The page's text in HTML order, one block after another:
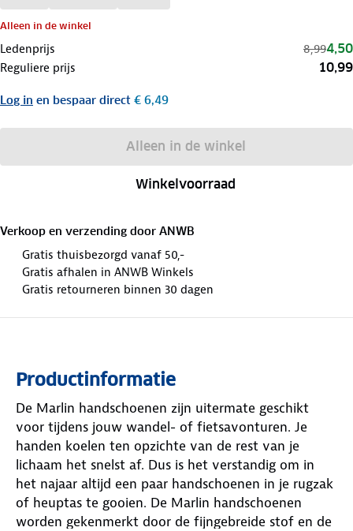
Alleen in de winkel
Ledenprijs 8,994,50
Reguliere prijs 10,99
Log in en bespaar direct € 6,49
Alleen in de winkel
Winkelvoorraad
Verkoop en verzending door ANWB
Gratis thuisbezorgd vanaf 50,-
Gratis afhalen in ANWB Winkels
Gratis retourneren binnen 30 dagen
Productinformatie
De Marlin handschoenen zijn uitermate geschikt
voor tijdens jouw wandel- of fietsavonturen. Je
handen koelen ten opzichte van de rest van je
lichaam het snelst af. Dus is het verstandig om in
het najaar altijd een paar handschoenen in je rugzak
of heuptas te gooien. De Marlin handschoenen
worden gekenmerkt door de fijngebreide stof en de